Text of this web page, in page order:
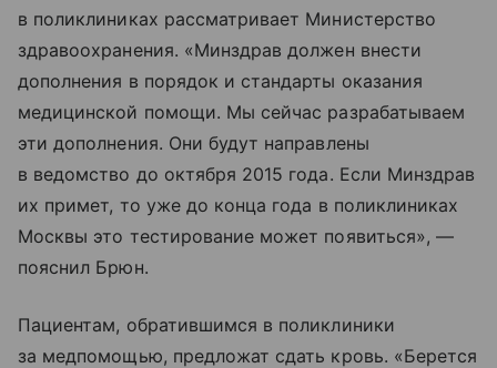
в поликлиниках рассматривает Министерство
здравоохранения. «Минздрав должен внести
дополнения в порядок и стандарты оказания
медицинской помощи. Мы сейчас разрабатываем
эти дополнения. Они будут направлены
в ведомство до октября 2015 года. Если Минздрав
их примет, то уже до конца года в поликлиниках
Москвы это тестирование может появиться», —
пояснил Брюн.
Пациентам, обратившимся в поликлиники
за медпомощью, предложат сдать кровь. «Берется